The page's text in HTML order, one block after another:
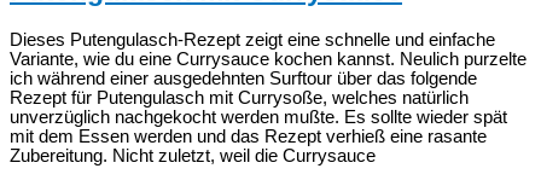
Dieses Putengulasch-Rezept zeigt eine schnelle und einfache
Variante, wie du eine Currysauce kochen kannst. Neulich purzelte
ich während einer ausgedehnten Surftour über das folgende
Rezept für Putengulasch mit Currysoße, welches natürlich
unverzüglich nachgekocht werden mußte. Es sollte wieder spät
mit dem Essen werden und das Rezept verhieß eine rasante
Zubereitung. Nicht zuletzt, weil die Currysauce